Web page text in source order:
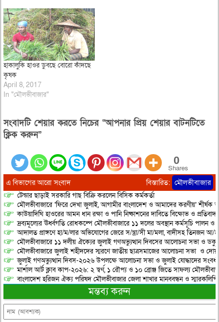
হাকালুকি হাওর ডুবছে বোরো কাঁদছে
কৃষক
April 8, 2017
In "মৌলভীবাজার"
সংবাদটি শেয়ার করতে নিচের “আপনার প্রিয় শেয়ার বাটনটিতে
ক্লিক করুন”
0
Shares
এ বিভাগের আরো সংবাদ বিস্তারিত: মৌলভীবাজার
টেন্ডার ছাড়াই সরকারি গাছ বিক্রি করলেন বিসিক কর্মকর্তা
মৌলভীবাজারে ‘ফিরে দেখা জুলাই, আগামীর বাংলাদেশ ও আমাদের করণীয়’ শীর্ষক
কাউয়াদিঘি হাওরের আমন ধান রক্ষা ও পানি নিষ্কাশনের দাবিতে বিক্ষোভ ও
দ্রব্যমূল্যের ঊর্ধ্বগতি রোধকল্পে মৌলভীবাজারে ১১ দলের অবস্থান কর্মসূচি পালন ও
আদালত প্রাঙ্গণে হা/ম/লার অভিযোগের জেরে স/ন্ত্রা/সী মা/মলা, বাদীসহ তিনজন আ/
মৌলভীবাজারে ১১ দলীয় ঐক্যের জুলাই গণঅভ্যুত্থান দিবসের আলোচনা সভা ও
মৌলভীবাজারে জুলাই শহীদদের স্মরণে জাতীয় ছাত্রসমাজের আলোচনা সভা ও
জুলাই গণঅভ্যুত্থান দিবস-২০২৬ উপলক্ষে আলোচনা সভা ও জুলাই যোদ্ধাদের
মার্শাল আর্ট ক্লাব কাপ-২০২৬: ২ স্বর্ণ, ১ রৌপ্য ও ১০ ব্রোঞ্জ জিতে সাফল্য
বাংলাদেশ হরিজন ঐক্য পরিষদ মৌলভীবাজার জেলা শাখার মানববন্ধন ও স্মারকলিপি
মন্তব্য করুন